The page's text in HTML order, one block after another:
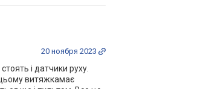
20 ноября 2023
і датчики руху.
цьому витяжкамає